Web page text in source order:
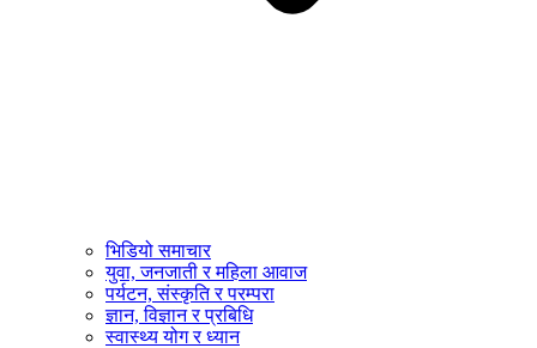
भिडियो समाचार
युवा, जनजाती र महिला आवाज
पर्यटन, संस्कृति र परम्परा
ज्ञान, विज्ञान र प्रबिधि
स्वास्थ्य योग र ध्यान